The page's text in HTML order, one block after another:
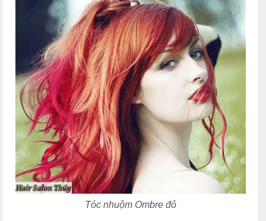
Tóc nhuộm Ombre đỏ